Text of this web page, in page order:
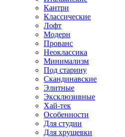
Кантри
Классические
Лофт
Модерн
Прованс
Неоклассика
Минимализм
Под старину
Скандинавские
Элитные
Эксклюзивные
Хай-тек
Особенности
Для студии
Для хрущевки